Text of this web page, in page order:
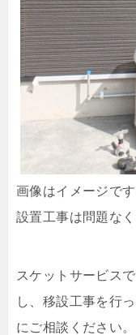
画像はイメージです
設置工事は問題なく
スケットサービス
し、移設工事を行
にご相談ください。